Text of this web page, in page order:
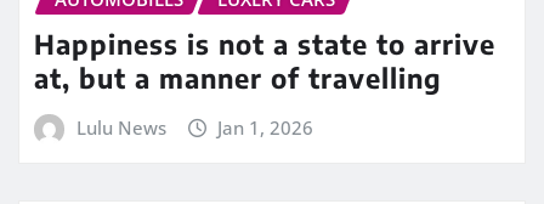
Happiness is not a state to arrive
at, but a manner of travelling
Lulu News Jan 1, 2026